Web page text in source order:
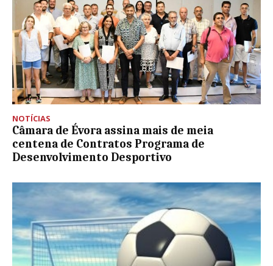
NOTÍCIAS
Câmara de Évora assina mais de meia
centena de Contratos Programa de
Desenvolvimento Desportivo